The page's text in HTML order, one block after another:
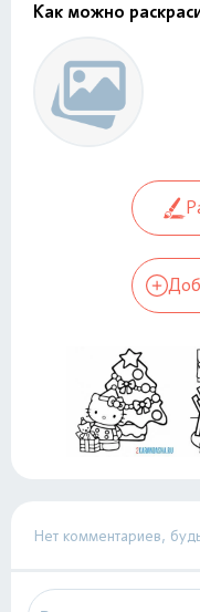
Как можно
Нет комментариев,